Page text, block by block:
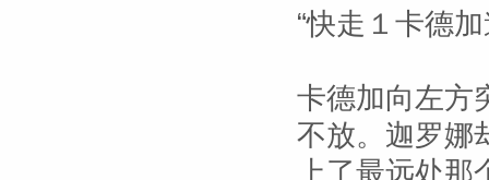
“快走１卡德
卡德加向左方
不放。迦罗娜
上了最远处那